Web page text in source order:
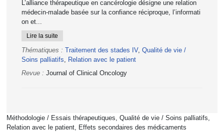
L’alliance thérapeutique en cancérologie désigne une relation
médecin-malade basée sur la confiance réciproque, l’informati
on et...
Lire la suite
Thématiques : Traitement des stades IV, Qualité de vie /
Soins palliatifs, Relation avec le patient
Revue : Journal of Clinical Oncology
Méthodologie / Essais thérapeutiques, Qualité de vie / Soins palliatifs,
Relation avec le patient, Effets secondaires des médicaments